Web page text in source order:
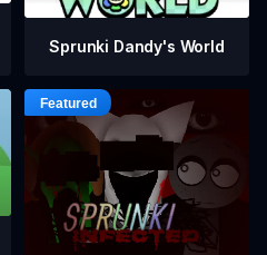
Sprunki Dandy's World